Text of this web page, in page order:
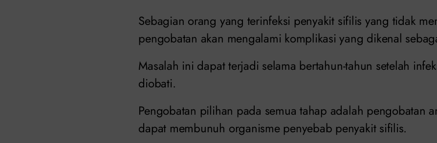
Sebagian orang yang terinfeksi penyakit sifilis yang tidak
pengobatan akan mengalami komplikasi yang dikenal
Masalah ini dapat terjadi selama bertahun-tahun setelah
diobati.
Pengobatan pilihan pada semua tahap adalah pengobatan
dapat membunuh organisme penyebab penyakit sifilis.